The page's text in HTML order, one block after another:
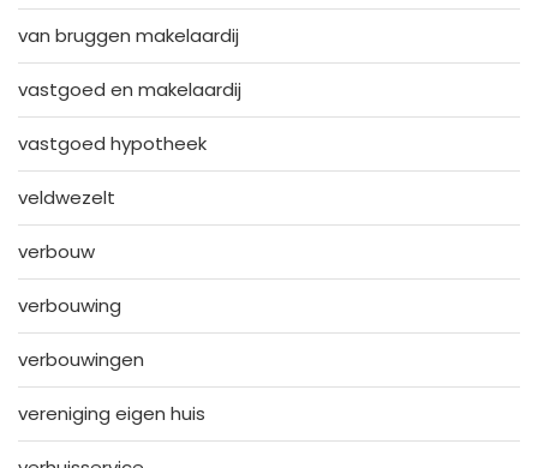
van bruggen makelaardij
vastgoed en makelaardij
vastgoed hypotheek
veldwezelt
verbouw
verbouwing
verbouwingen
vereniging eigen huis